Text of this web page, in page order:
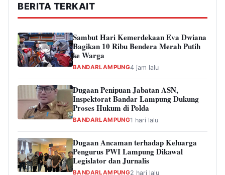
BERITA TERKAIT
Sambut Hari Kemerdekaan Eva Dwiana
Bagikan 10 Ribu Bendera Merah Putih
ke Warga
BANDARLAMPUNG4 jam lalu
Dugaan Penipuan Jabatan ASN,
Inspektorat Bandar Lampung Dukung
Proses Hukum di Polda
BANDARLAMPUNG1 hari lalu
Dugaan Ancaman terhadap Keluarga
Pengurus PWI Lampung Dikawal
Legislator dan Jurnalis
BANDARLAMPUNG2 hari lalu